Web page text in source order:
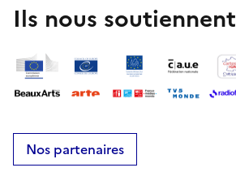
Ils nous soutiennent
Nos partenaires